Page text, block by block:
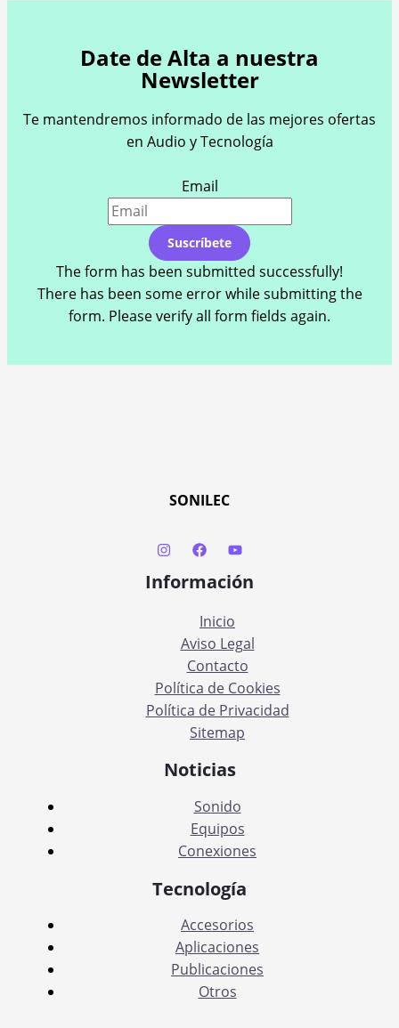
Date de Alta a nuestra
Newsletter
Te mantendremos informado de las mejores ofertas
Suscríbete
The form has been submitted successfully!
There has been some error while submitting the
Información
Inicio
Aviso Legal
Contacto
Política de Cookies
Política de Privacidad
Sitemap
Noticias
Sonido
Equipos
Conexiones
Tecnología
Accesorios
Aplicaciones
Publicaciones